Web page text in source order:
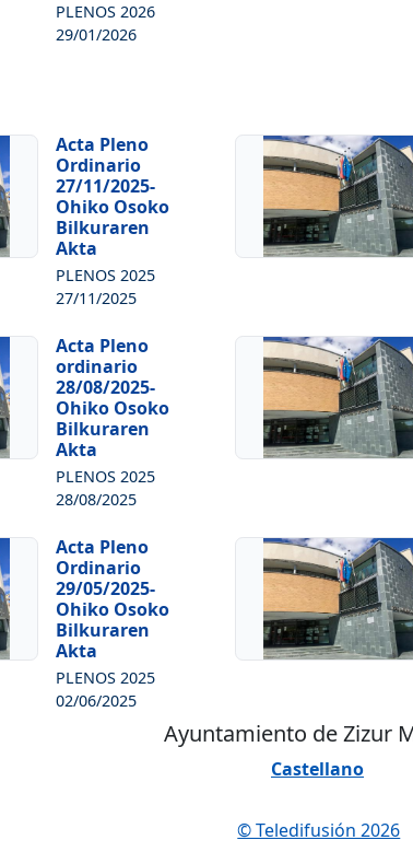
PLENOS 2026
29/01/2026
Acta Pleno
Ordinario
27/11/2025-
Ohiko Osoko
Bilkuraren
Akta
PLENOS 2025
27/11/2025
Acta Pleno
ordinario
28/08/2025-
Ohiko Osoko
Bilkuraren
Akta
PLENOS 2025
28/08/2025
Acta Pleno
Ordinario
29/05/2025-
Ohiko Osoko
Bilkuraren
Akta
PLENOS 2025
02/06/2025
Ayuntamiento de Zizur
Castellano
© Teledifusión 2026